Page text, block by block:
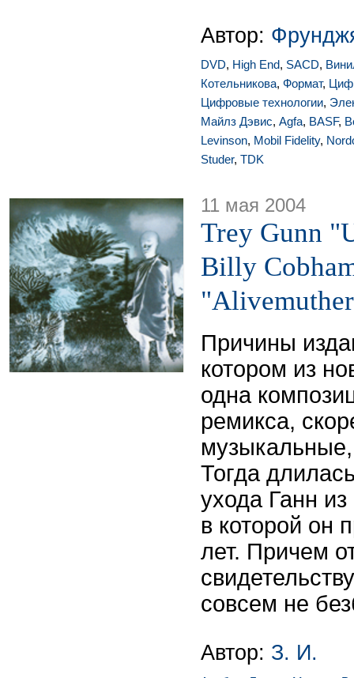
Автор:
DVD, High End, SACD,
Котельникова, Формат,
Цифровые технологии,
Майлз Дэвис, Agfa, BASF,
Levinson, Mobil Fidelity,
Studer, TDK
11 мая 2004
Trey Gunn
Billy
Причины
котором из
одна
ремикса,
Тогда
ухода Ганн
в которой он
лет. Причем
совсем не
Автор: З. И.